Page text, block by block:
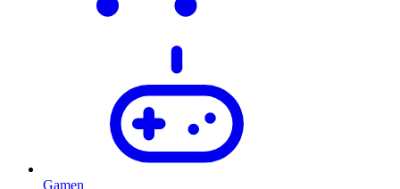
Gamen